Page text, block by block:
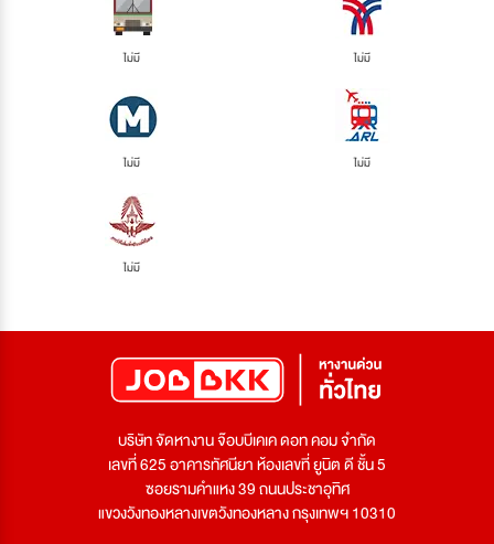
ไม่มี ไม่มี
ไม่มี ไม่มี
ไม่มี
บริษัท จัดหางาน จ๊อบบีเคเค ดอท คอม จำกัด
เลขที่ 625 อาคารทัศนียา ห้องเลขที่ ยูนิต ดี ชั้น 5
ซอยรามคำแหง 39 ถนนประชาอุทิศ
แขวงวังทองหลางเขตวังทองหลาง กรุงเทพฯ 10310